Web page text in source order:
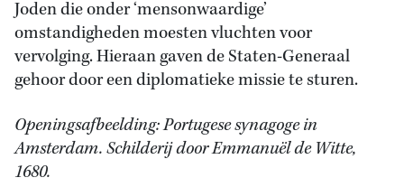
Joden die onder ‘mensonwaardige’
omstandigheden moesten vluchten voor
vervolging. Hieraan gaven de Staten-Generaal
gehoor door een diplomatieke missie te sturen.
Openingsafbeelding: Portugese synagoge in
Amsterdam. Schilderij door Emmanuël de Witte,
1680.